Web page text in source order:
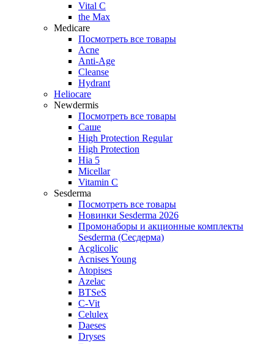
Vital C
the Max
Medicare
Посмотреть все товары
Acne
Anti‑Age
Cleanse
Hydrant
Heliocare
Newdermis
Посмотреть все товары
Саше
High Protection Regular
High Protection
Hia 5
Micellar
Vitamin C
Sesderma
Посмотреть все товары
Новинки Sesderma 2026
Промонаборы и акционные комплекты
Sesderma (Сесдерма)
Acglicolic
Acnises Young
Atopises
Azelac
BTSeS
C‑Vit
Celulex
Daeses
Dryses